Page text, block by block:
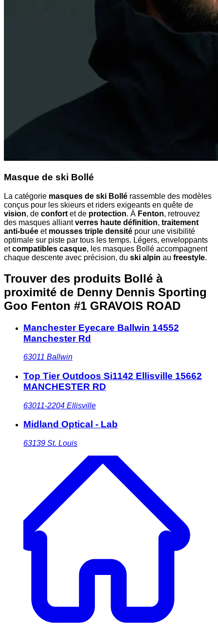
Masque de ski Bollé
La catégorie masques de ski Bollé rassemble des modèles
conçus pour les skieurs et riders exigeants en quête de
vision, de confort et de protection. À Fenton, retrouvez
des masques alliantverres haute définition, traitement
anti-buée et mousses triple densité pour une visibilité
optimale sur piste par tous les temps. Légers, enveloppants
etcompatibles casque, les masques Bollé accompagnent
chaque descente avec précision, du ski alpin au freestyle.
Trouver des produits Bollé à
proximité de Denny Dennis Sporting
Goo Fenton #1 GRAVOIS ROAD
Manchester Eyecare Ballwin 14552
Manchester Rd
63011 Ballwin
Top Tier Outdoos Si1142 Ellisville 15662
MANCHESTER RD
63011-2204 Ellisville
Midland Optical - Lab
63139 St. Louis